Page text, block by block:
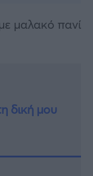
μαλακό πανί
δική μου